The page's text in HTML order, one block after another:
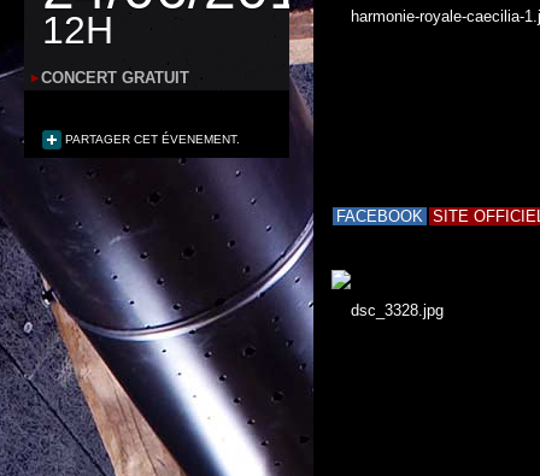
12H
CONCERT GRATUIT
PARTAGER CET ÉVENEMENT.
FACEBOOK SITE